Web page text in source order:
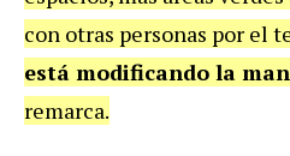
con otras personas por el
está modificando la
remarca.